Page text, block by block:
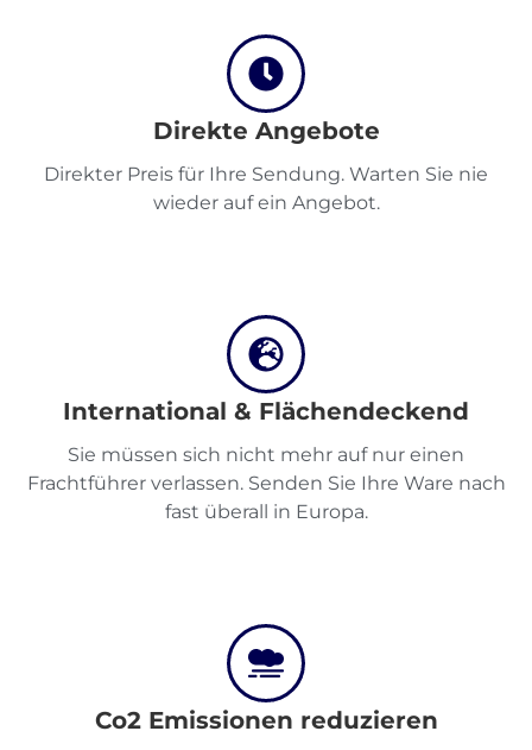
Entdecken
Registrieren
Direkte Angebote
Direkter Preis für Ihre Sendung. Warten Sie nie
wieder auf ein Angebot.
International & Flächendeckend
Sie müssen sich nicht mehr auf nur einen
Frachtführer verlassen. Senden Sie Ihre Ware nach
fast überall in Europa.
Co2 Emissionen reduzieren